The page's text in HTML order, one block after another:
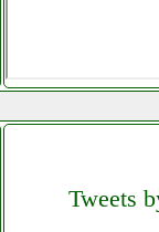
Tweets